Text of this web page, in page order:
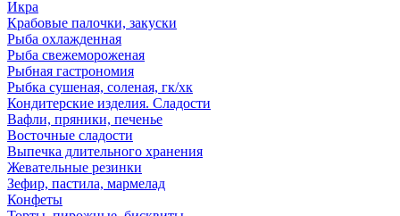
Икра
Крабовые палочки, закуски
Рыба охлажденная
Рыба свежемороженая
Рыбная гастрономия
Рыбка сушеная, соленая, гк/хк
Кондитерские изделия. Сладости
Вафли, пряники, печенье
Восточные сладости
Выпечка длительного хранения
Жевательные резинки
Зефир, пастила, мармелад
Конфеты